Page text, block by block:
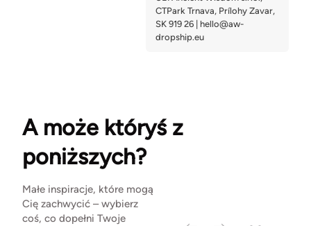
A może któryś z
poniższych?
Małe inspiracje, które mogą
Cię zachwycić – wybierz
coś, co dopełni Twoje